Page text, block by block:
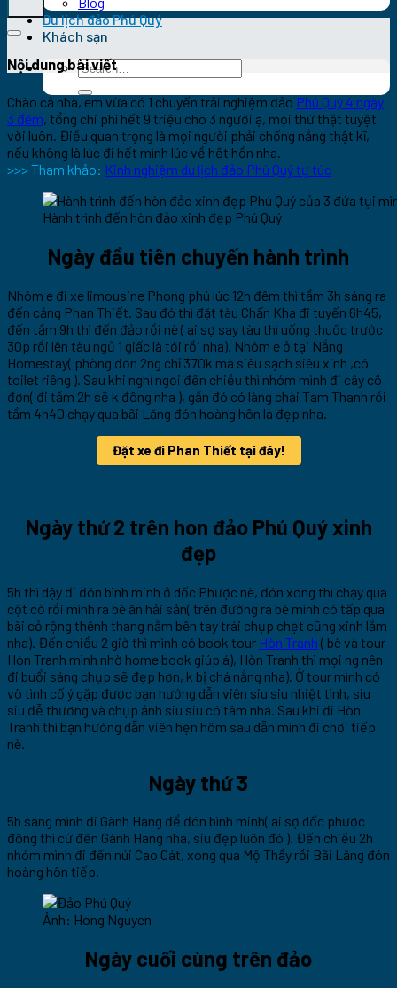
Du lịch đảo Phú Quý
Khách sạn
Nội dung bài viết
Chào cả nhà, em vừa có 1 chuyến trải nghiệm đảo Phú Quý 4 ngày
3 đêm, tổng chi phí hết 9 triệu cho 3 người ạ, mọi thứ thật tuyệt
vời luôn. Điều quan trọng là mọi người phải chống nắng thật kĩ,
nếu không là lúc đi hết mình lúc về hết hồn nha.
>>> Tham khảo: Kinh nghiệm du lịch đảo Phú Quý tự túc
Hành trình đến hòn đảo xinh đẹp Phú Quý
Ngày đầu tiên chuyến hành trình
Nhóm e đi xe limousine Phong phú lúc 12h đêm thì tầm 3h sáng ra
đến cảng Phan Thiết. Sau đó thì đặt tàu Chấn Kha đi tuyến 6h45,
đến tầm 9h thì đến đảo rồi nè ( ai sợ say tàu thì uống thuốc trước
30p rồi lên tàu ngủ 1 giấc là tới rồi nha). Nhóm e ở tại Nắng
Homestay( phòng đơn 2ng chỉ 370k mà siêu sạch siêu xinh ,có
toilet riêng ). Sau khi nghỉ ngơi đến chiều thì nhóm mình đi cây cô
đơn( đi tầm 2h sẽ k đông nha ), gần đó có làng chài Tam Thanh rồi
tầm 4h40 chạy qua bãi Lăng đón hoàng hôn là đẹp nha.
Đặt xe đi Phan Thiết tại đây!
Ngày thứ 2 trên hon đảo Phú Quý xinh
đẹp
5h thì dậy đi đón bình minh ở dốc Phược nè, đón xong thì chạy qua
cột cờ rồi mình ra bè ăn hải sản( trên đường ra bè mình có tấp qua
bãi cỏ rộng thênh thang nằm bên tay trái chụp chẹt cũng xinh lắm
nha). Đến chiều 2 giờ thì mình có book tour Hòn Tranh ( bè và tour
Hòn Tranh mình nhờ home book giúp á), Hòn Tranh thì mọi ng nên
đi buổi sáng chụp sẽ đẹp hơn, k bị chá nắng nha). Ở tour mình có
vô tình cố ý gặp được bạn hướng dẫn viên siu siu nhiệt tình, siu
siu đễ thương và chụp ảnh siu siu có tâm nha. Sau khi đi Hòn
Tranh thì bạn hướng dẫn viên hẹn hôm sau dẫn mình đi chơi tiếp
nè.
Ngày thứ 3
5h sáng mình đi Gành Hang để đón bình minh( ai sợ dốc phược
đông thì cứ đến Gành Hang nha, siu đẹp luôn đó ). Đến chiều 2h
nhóm mình đi đến núi Cao Cát, xong qua Mộ Thầy rồi Bãi Lăng đón
hoàng hôn tiếp.
Ảnh: Hong Nguyen
Ngày cuối cùng trên đảo